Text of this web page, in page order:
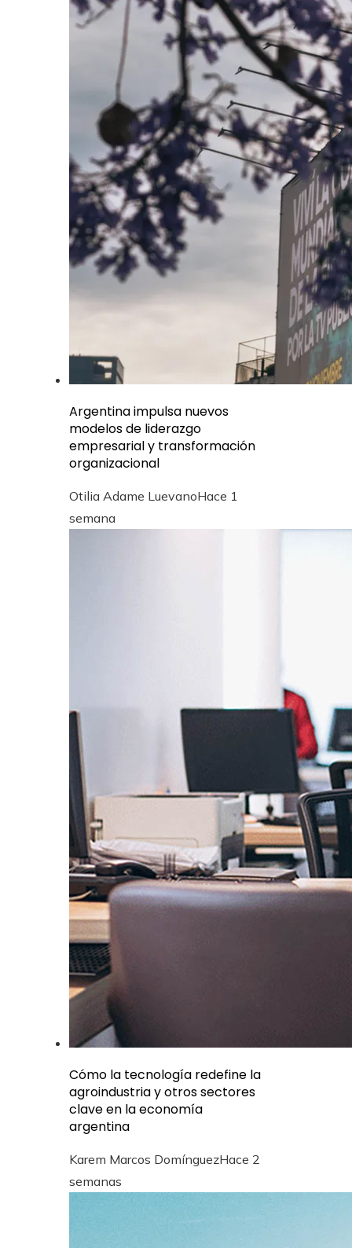
Argentina impulsa nuevos
modelos de liderazgo
empresarial y transformación
organizacional
Otilia Adame LuevanoHace 1
semana
Cómo la tecnología redefine la
agroindustria y otros sectores
clave en la economía
argentina
Karem Marcos DomínguezHace 2
semanas